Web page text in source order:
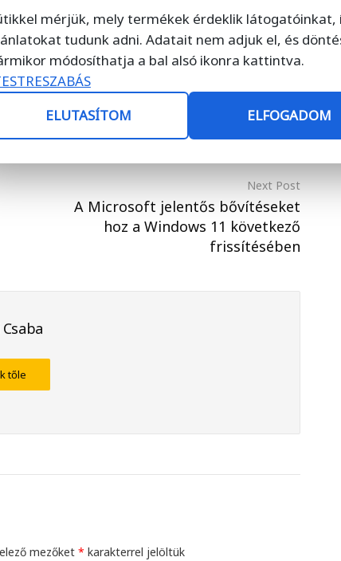
Next Post
A Microsoft jelentős bővítéseket
hoz a Windows 11 következő
frissítésében
tőle
mezőket * karakterrel jelöltük
mérjük, mely termékek érdeklik látogatóinkat,
tudunk adni. Adatait nem adjuk el, és
módosíthatja a bal alsó ikonra kattintva.
ELUTASÍTOM
ELFOGADOM